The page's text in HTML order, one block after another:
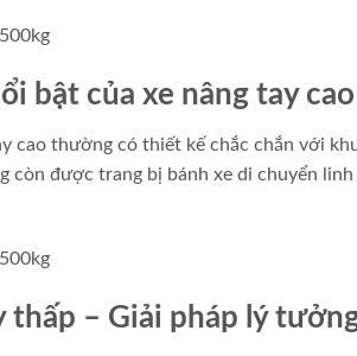
bật của xe nâng tay
cao thường có thiết kế chắc chắn với
còn được trang bị bánh xe di chuyển
thấp – Giải pháp lý